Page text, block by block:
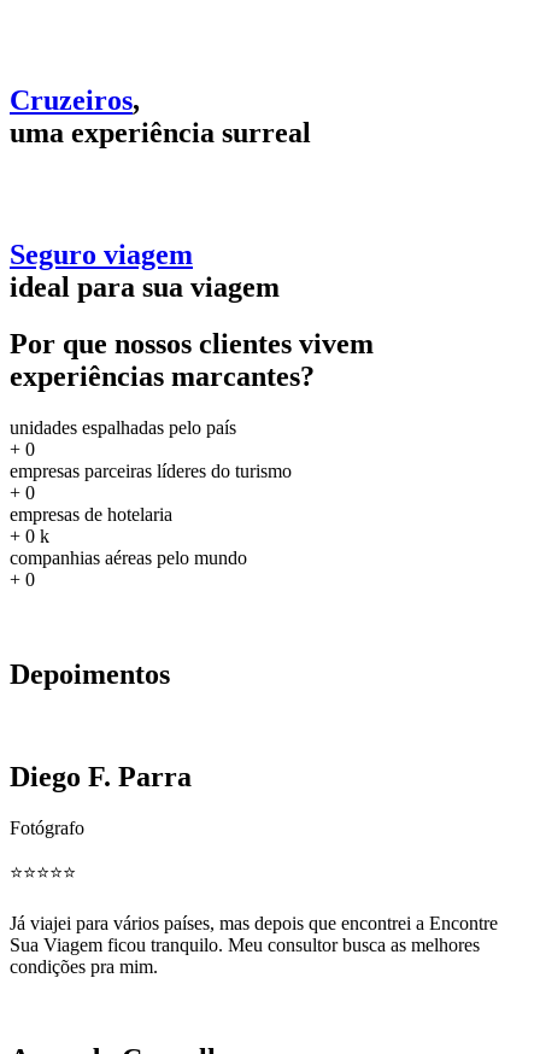
Cruzeiros,
uma experiência surreal
Seguro viagem
ideal para sua viagem
Por que nossos clientes vivem
experiências marcantes?
unidades espalhadas pelo país
+ 0
empresas parceiras líderes do turismo
+ 0
empresas de hotelaria
+ 0 k
companhias aéreas pelo mundo
+ 0
Depoimentos
Diego F. Parra
Fotógrafo
⭐️⭐️⭐️⭐️⭐️
Já viajei para vários países, mas depois que encontrei a Encontre
Sua Viagem ficou tranquilo. Meu consultor busca as melhores
condições pra mim.